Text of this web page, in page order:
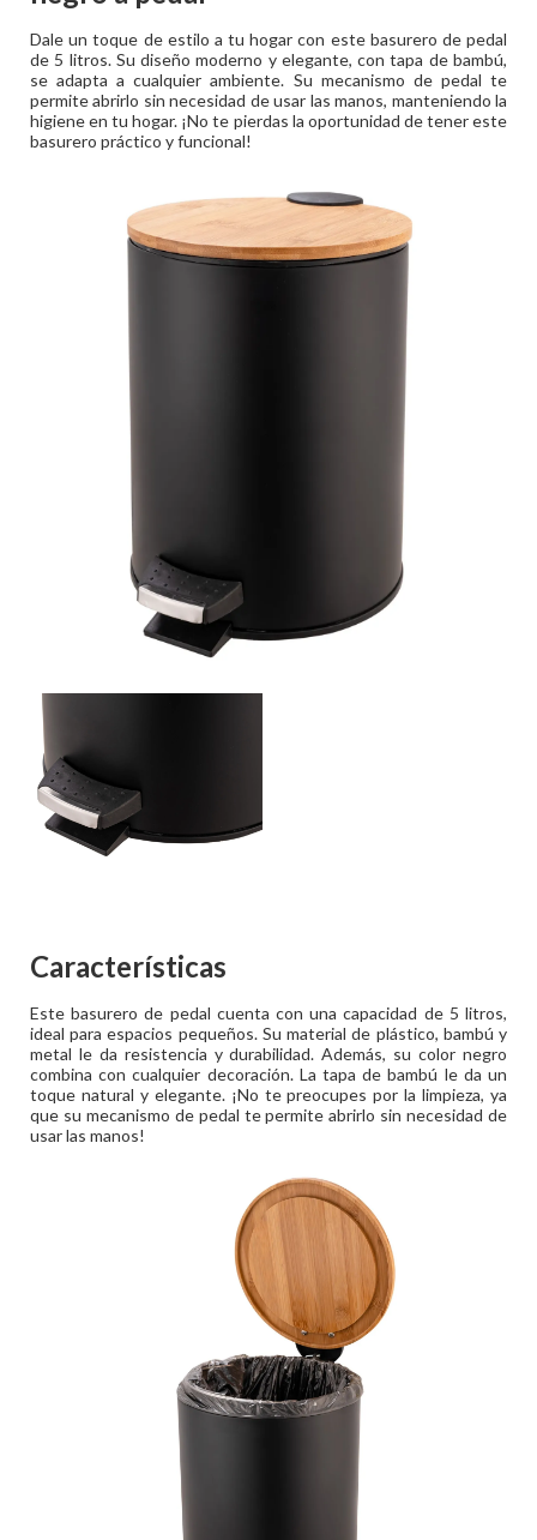
Dale un toque de estilo a tu hogar con este basurero de pedal
de 5 litros. Su diseño moderno y elegante, con tapa de bambú,
se adapta a cualquier ambiente. Su mecanismo de pedal te
permite abrirlo sin necesidad de usar las manos, manteniendo la
higiene en tu hogar. ¡No te pierdas la oportunidad de tener este
basurero práctico y funcional!
Características
Este basurero de pedal cuenta con una capacidad de 5 litros,
ideal para espacios pequeños. Su material de plástico, bambú y
metal le da resistencia y durabilidad. Además, su color negro
combina con cualquier decoración. La tapa de bambú le da un
toque natural y elegante. ¡No te preocupes por la limpieza, ya
que su mecanismo de pedal te permite abrirlo sin necesidad de
usar las manos!